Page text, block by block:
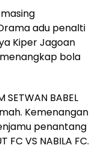
adu penalti
Kiper Jagoan
menangkap bola
BABEL
Kemenangan
penantang
VS NABILA FC.